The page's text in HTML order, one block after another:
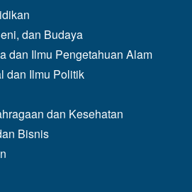
dan Budaya
dan Ilmu Pengetahuan Alam
dan Ilmu Politik
dan Kesehatan
Bisnis